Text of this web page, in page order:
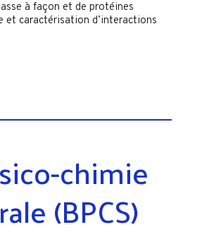
à façon et de protéines
et caractérisation d’interactions
chimie
(BPCS)